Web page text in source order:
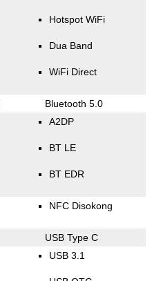
Hotspot WiFi
Dua Band
WiFi Direct
Bluetooth 5.0
A2DP
BT LE
BT EDR
NFC Disokong
USB Type C
USB 3.1